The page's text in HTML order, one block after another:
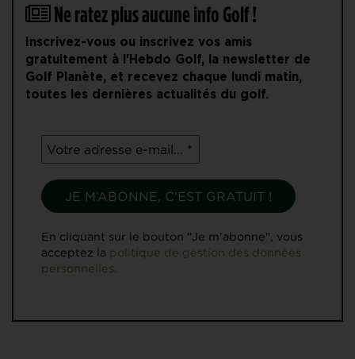
Ne ratez plus aucune info Golf !
Inscrivez-vous ou inscrivez vos amis
gratuitement à l'Hebdo Golf, la newsletter de
Golf Planète, et recevez chaque lundi matin,
toutes les dernières actualités du golf.
En cliquant sur le bouton "Je m'abonne", vous
acceptez la politique de gestion des données
personnelles.